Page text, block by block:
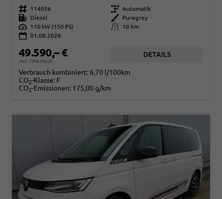
Fahrzeugnr. 114056 Getriebe Automatik
Kraftstoff
Diesel Außenfarbe
Puregrey
Leistung
110 kW (150 PS) Kilometerstand
10 km
01.08.2026
49.590,– €
incl. 19% MwSt.
DETAILS
Verbrauch kombiniert: 6,70 l/100km
CO2-Klasse: F
CO2-Emissionen: 175,00 g/km